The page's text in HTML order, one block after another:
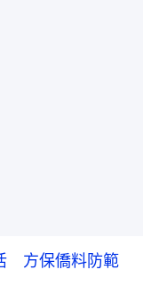
方保僑料防範